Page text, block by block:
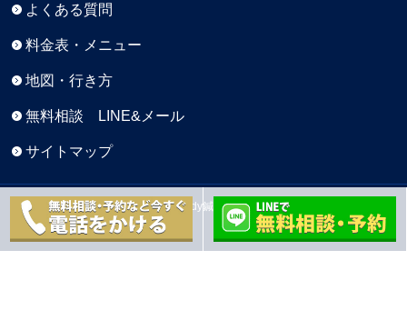
よくある質問
料金表・メニュー
地図・行き方
無料相談 LINE&メール
サイトマップ
Copyright © 元町BaseBody鍼灸院 All Rights Reserved.